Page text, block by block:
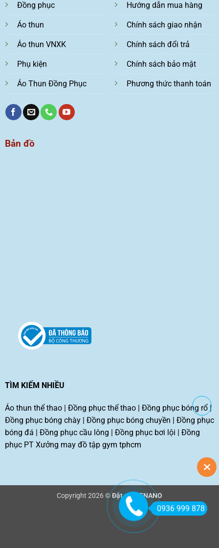
Đồng phục
Áo thun
Áo thun VNXK
Phụ kiện
Áo Thun Đồng Phục
Hướng dẫn mua hàng
Chính sách giao nhận
Chính sách đổi trả
Chính sách bảo mật
Phương thức thanh toán
Bản đồ
TÌM KIẾM NHIỀU
Áo thun thể thao| Đồng phục thể thao| Đồng phục bóng rổ|
Đồng phục bóng chày| Đồng phục bóng chuyền | Đồng phục
bóng đá | Đồng phục cầu lông | Đồng phục bơi lội | Đồng
phục PT Xưởng may đồ tập gym tphcm
Copyright 2026 ©Đặt may TNANO
0936 999 878